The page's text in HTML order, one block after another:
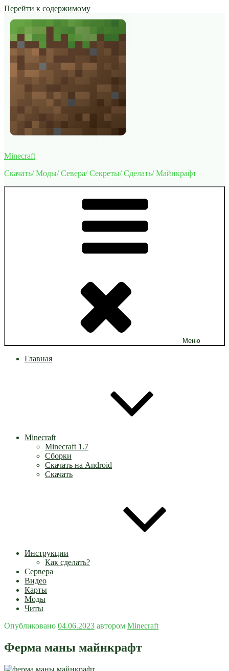
Перейти к содержимому
Minecraft
Скачать/ Моды/ Севера/ Секреты/ Сделать/ Майнкрафт
Меню
Главная
Minecraft
Minecraft 1.7
Сборки
Скачать на Android
Скачать
Инструкции
Как сделать?
Сервера
Видео
Карты
Моды
Читы
Опубликовано 04.06.2023 автором Minecraft
Ферма маны майнкрафт